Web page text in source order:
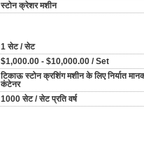
स्टोन क्रेशर मशीन
1 सेट / सेट
$1,000.00 - $10,000.00 / Set
टिकाऊ स्टोन क्रशिंग मशीन के लिए निर्यात
कंटेनर
1000 सेट / सेट प्रति वर्ष